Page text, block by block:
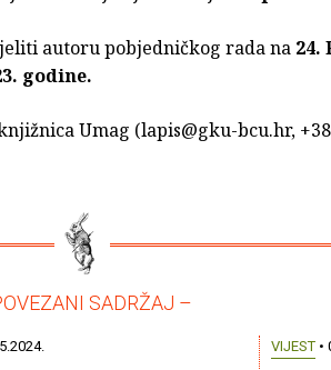
autoru pobjedničkog rada na 24.
godine.
Umag (lapis@gku-bcu.hr,
SADRŽAJ –
VIJEST•